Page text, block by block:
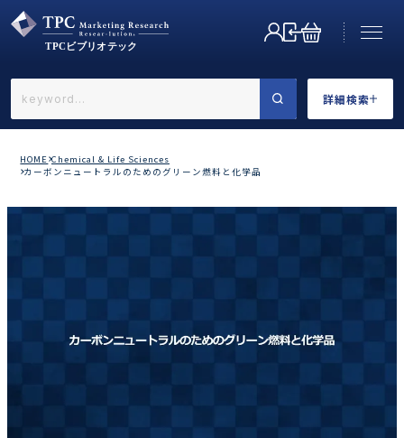
詳細検索
←戻る
HOME Chemical & Life Sciences
カーボンニュートラルのためのグリーン燃料と化学品